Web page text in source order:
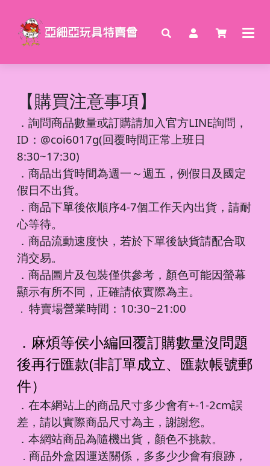
【購買注意事項】
． 詢問商品數量或訂購請加入官方LINE詢問，
ID：@coi6017g(回覆時間正常上班日
8:30~17:30)
．商品出貨時間為週一～週五，例假日及國定
假日不出貨。
．商品下單後依順序4-7個工作天內出貨，請耐
心等待。
．商品流動速度快，若於下單後缺貨請配合取
消交易。
．商品圖片及包裝僅供參考，顏色可能因螢幕
顯示有所不同，正確請依實際為主。
． 特賣場營業時間：10:30~21:00
．麻煩等侯小編回覆訂購數量沒問題
後再行匯款(非訂單成立、匯款帳號郵
件）
．在本網站上的商品尺寸多少會有+-1-2cm誤
差，請以實際商品尺寸為主，謝謝您。
．本網站商品為隨機出貨，顏色不挑款。
． 商品外盒因運送關係，多多少少會有痕跡，